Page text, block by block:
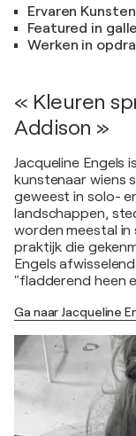
Ervaren
Featured in
Werken in
« Kleuren
Addison »
Jacqueline Engels
kunstenaar wiens
geweest in solo-
landschappen,
worden meestal in
praktijk die
Engels
"fladderend heen
Ga naar Jacqueline